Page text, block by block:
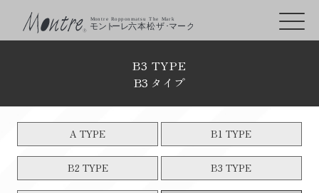
B3 TYPE
B3 タイプ
A TYPE B1 TYPE
B2 TYPE B3 TYPE